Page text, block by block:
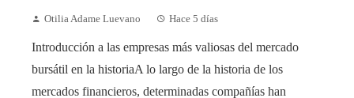
Otilia Adame Luevano Hace 5 días
Introducción a las empresas más valiosas del mercado
bursátil en la historiaA lo largo de la historia de los
mercados financieros, determinadas compañías han